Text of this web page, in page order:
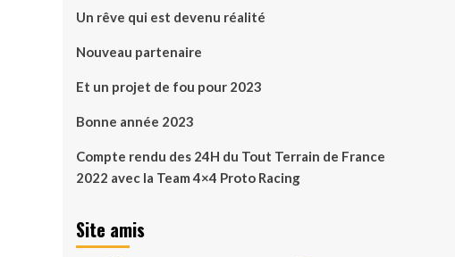
Un rêve qui est devenu réalité
Nouveau partenaire
Et un projet de fou pour 2023
Bonne année 2023
Compte rendu des 24H du Tout Terrain de France
2022 avec la Team 4×4 Proto Racing
Site amis